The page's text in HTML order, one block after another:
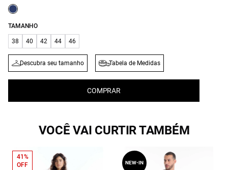
TAMANHO
38 40 42 44 46
Descubra seu tamanho Tabela de Medidas
COMPRAR
VOCÊ VAI CURTIR TAMBÉM
41%
OFF
NEW-IN